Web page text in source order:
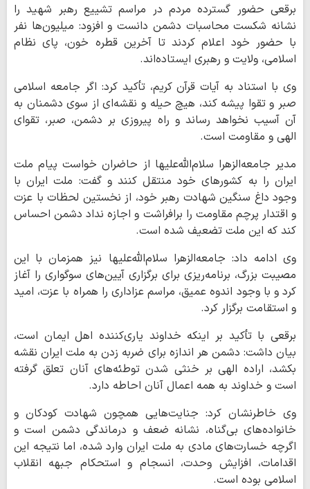
برقعی حضور گسترده مردم در مراسم تشییع رهبر شهید را
نشانه شکست محاسبات دشمن دانست و افزود: میلیون‌ها نفر
با حضور خود اعلام کردند تا آخرین قطره خون، پای نظام
اسلامی، ولایت و رهبری ایستاده‌اند.
وی با استناد به آیات قرآن کریم، تأکید کرد: اگر جامعه اسلامی
صبر و تقوا پیشه کند، هیچ حیله و نقشه‌ای از سوی دشمنان به
آن آسیب نخواهد رساند و راه پیروزی بر دشمن، صبر، تقوای
الهی و مقاومت است.
مدیر جامعه‌الزهرا سلام‌الله‌علیها از حاضران خواست پیام ملت
ایران را به کشورهای خود منتقل کنند و گفت: ملت ایران با
وجود داغ سنگین شهادت رهبر خود، از نخستین لحظات با عزت
و اقتدار پرچم مقاومت را برافراشت و اجازه نداد دشمن احساس
کند که این ملت تضعیف شده است.
وی ادامه داد: جامعه‌الزهرا سلام‌الله‌علیها نیز همزمان با این
مصیبت بزرگ، برنامه‌ریزی برای برگزاری آیین‌های سوگواری را آغاز
کرد و با وجود اندوه عمیق، مراسم عزاداری را همراه با عزت، امید
و استقامت برگزار کرد.
برقعی با تأکید بر اینکه خداوند یاری‌کننده اهل ایمان است،
بیان داشت: دشمن هر اندازه برای ضربه زدن به ملت ایران نقشه
بکشد، اراده الهی بر خنثی شدن توطئه‌های آنان تعلق گرفته
است و خداوند به همه اعمال آنان احاطه دارد.
وی خاطرنشان کرد: جنایت‌هایی همچون شهادت کودکان و
خانواده‌های بی‌گناه، نشانه ضعف و درماندگی دشمن است و
اگرچه خسارت‌های مادی به ملت ایران وارد شده، اما نتیجه این
اقدامات، افزایش وحدت، انسجام و استحکام جبهه انقلاب
اسلامی بوده است.